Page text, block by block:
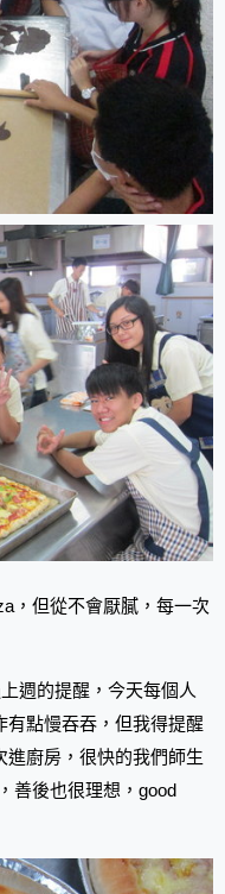
，但從不會厭膩，每一次
週的提醒，今天每個人
點慢吞吞，但我得提醒
進廚房，很快的我們師生
善後也很理想，good